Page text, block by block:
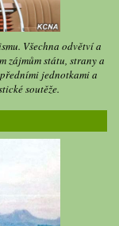
Všechna odvětví a
zájmům státu, strany a
jednotkami a
soutěže.